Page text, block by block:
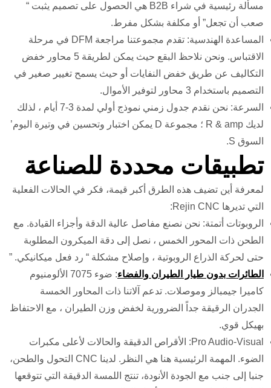
مسألة رئيسية في شراء B2B هي الحصول على تصميم يثبت “
صعب أن تجعل” أو مكلفة بشكل مفرط.
المساعدة الهندسية: تقدم مجموعتنا مراجعة DFM في مرحلة
الاقتباس. ونحن نلاحظ البقع حيث يمكن لطريقة 5 محاور خفض
التكاليف عن طريق خفض النفايات أو حيث يسمح تغيير صغير في
التصميم باستخدام 3 محاور لتوفير الأموال.
السرعة: نحن نقدم جدول زمني نموذج أولي لمدة 3-7 أيام ، لذلك
لديك R & amp ؛ مجموعة D يمكن اختبار وتحسين في وتيرة اليوم’
السوق S.
تطبيقات محددة للصناعة
لمعرفة أين تضيف هذه الطرق أكبر قيمة، فكر في الحالات الفعلية
التي تديرها Rejin CNC:
الروبوتات أتمتة: نحن نصنع مفاصل عالية الدقة وأجزاء القيادة. مع
الطحن ذات المحور الخمس ، نصل إلى دقة الميكرون المطلوبة
حتى لحركة الذراع الروبوتية ، وإصلاح مشكلة “ رد فعل ميكانيكي. ”
الطائرات بدون طيار الطيران والفضاء
: ضوء 7075 الألومنيوم
كاميرا جيمبالز وموصلات. تدعم آلاتنا ذات المحاور الخمسة
الجدران الرقيقة جداً الضرورية لخفض وزن الطيران ، مع الاحتفاظ
بهيكل قوي.
Pro Audio-Visual: الأقراص الدقيقة والحالات لأعلى مكبرات
الضوء. المهمة الرئيسية هنا هي النظر. لدينا CNC التحول والطحن،
جنبا إلى جنب مع الجودة الأنودة، تنتج اللمسة الدقيقة التي تتوقعها